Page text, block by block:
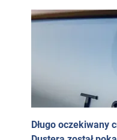
Długo oczekiwany